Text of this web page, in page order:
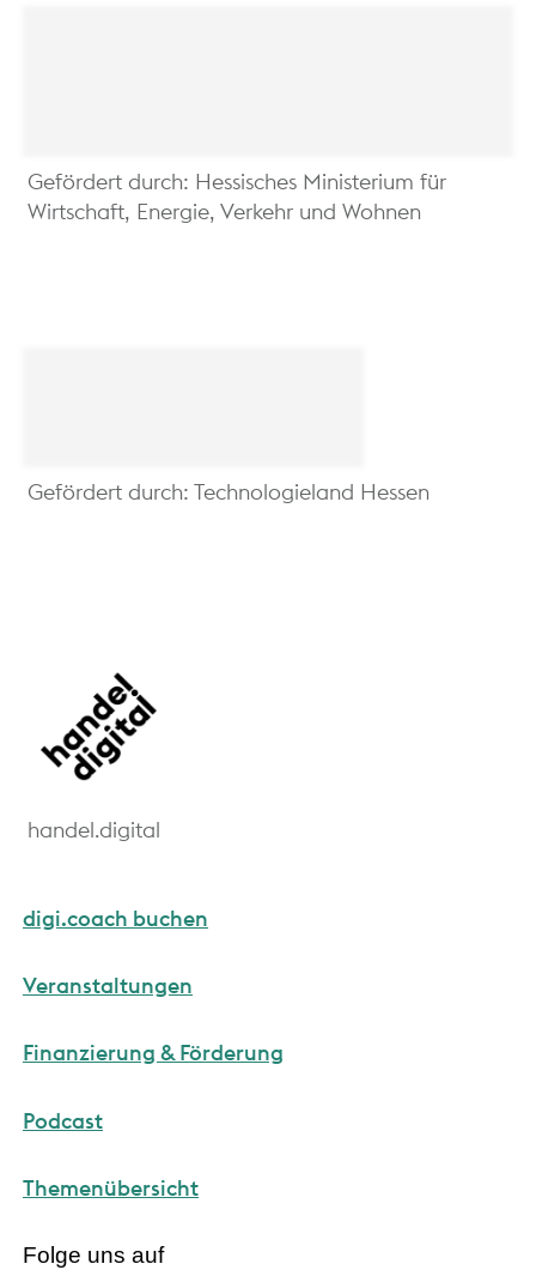
Gefördert durch: Hessisches Ministerium für
Wirtschaft, Energie, Verkehr und Wohnen
Gefördert durch: Technologieland Hessen
handel.digital
digi.coach buchen
Veranstaltungen
Finanzierung & Förderung
Podcast
Themenübersicht
Folge uns auf